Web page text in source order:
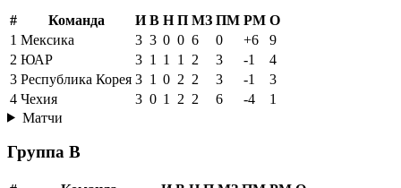
# Команда И В Н П МЗ ПМ РМ О
1 Мексика 3 3 0 0 6 0 +6
9
2 ЮАР 3 1 1 1 2 3 -1
4
3 Республика Корея 3 1 0 2 2 3 -1
3
4 Чехия 3 0 1 2 2 6 -4
1
Матчи
Группа B